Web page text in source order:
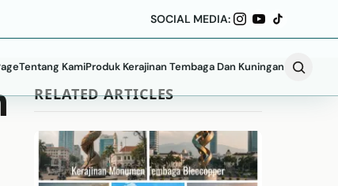
SOCIAL MEDIA:
Tentang KamiProduk Kerajinan Tembaga Dan Kuningan
RELATED ARTICLES